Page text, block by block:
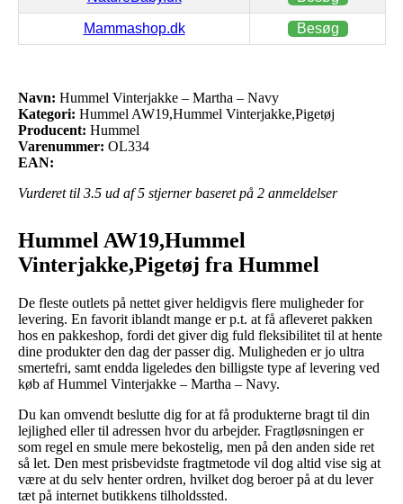
Mammashop.dk Besøg
Navn: Hummel Vinterjakke – Martha – Navy
Kategori: Hummel AW19,Hummel Vinterjakke,Pigetøj
Producent: Hummel
Varenummer: OL334
EAN:
Vurderet til 3.5 ud af 5 stjerner baseret på 2 anmeldelser
Hummel AW19,Hummel
Vinterjakke,Pigetøj fra Hummel
De fleste outlets på nettet giver heldigvis flere muligheder for
levering. En favorit iblandt mange er p.t. at få afleveret pakken
hos en pakkeshop, fordi det giver dig fuld fleksibilitet til at hente
dine produkter den dag der passer dig. Muligheden er jo ultra
smertefri, samt endda ligeledes den billigste type af levering ved
køb af Hummel Vinterjakke – Martha – Navy.
Du kan omvendt beslutte dig for at få produkterne bragt til din
lejlighed eller til adressen hvor du arbejder. Fragtløsningen er
som regel en smule mere bekostelig, men på den anden side ret
så let. Den mest prisbevidste fragtmetode vil dog altid vise sig at
være at du selv henter ordren, hvilket dog beroer på at du lever
tæt på internet butikkens tilholdssted.